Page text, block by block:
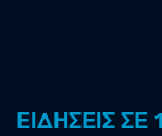
ΕΙΔΗΣΕΙΣ ΣΕ